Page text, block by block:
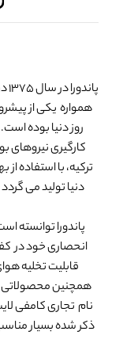
همواره یکی از
روز دنیا بوده
کارگیری نیروهای
ترکیه، با استفاده
دنیا تولید می
پاندورا توانسته
انحصاری خود در
قابلیت تخلیه
همچنین محصولاتی
نام تجاری کامفی
ذکر شده بسیار